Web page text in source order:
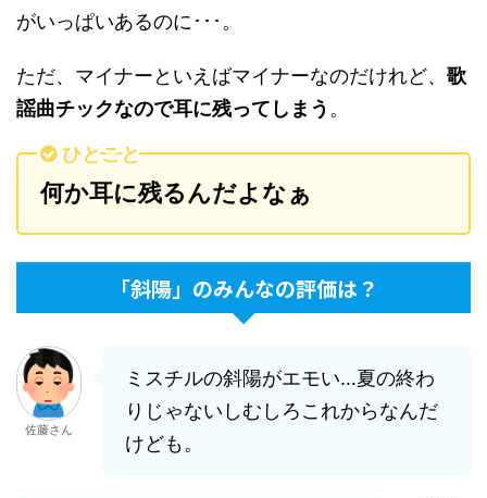
がいっぱいあるのに･･･。
ただ、マイナーといえばマイナーなのだけれど、 歌
謡曲チックなので耳に残ってしまう 。
ひとこと
何か耳に残るんだよなぁ
「斜陽」のみんなの評価は？
佐藤さん
ミスチルの斜陽がエモい…夏の終わ
りじゃないしむしろこれからなんだ
けども。